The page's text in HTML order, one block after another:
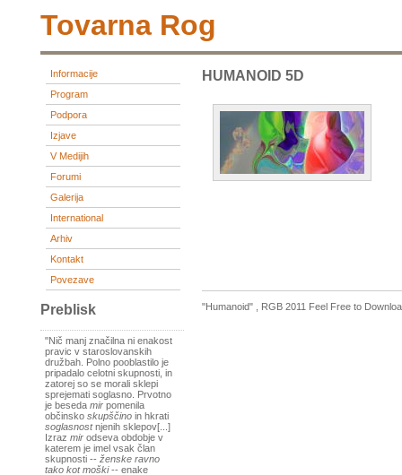
Tovarna Rog
Informacije
Program
Podpora
Izjave
V Medijih
Forumi
Galerija
International
Arhiv
Kontakt
Povezave
Preblisk
"Nič manj značilna ni enakost
pravic v staroslovanskih
družbah. Polno pooblastilo je
pripadalo celotni skupnosti, in
zatorej so se morali sklepi
sprejemati soglasno. Prvotno
je beseda mir pomenila
občinsko skupščino in hkrati
soglasnostnjenih sklepov[...]
Izraz mir odseva obdobje v
katerem je imel vsak član
skupnosti -- ženske ravno
tako kot moški-- enake
HUMANOID 5D
"Humanoid" , RGB 2011 Feel Free to